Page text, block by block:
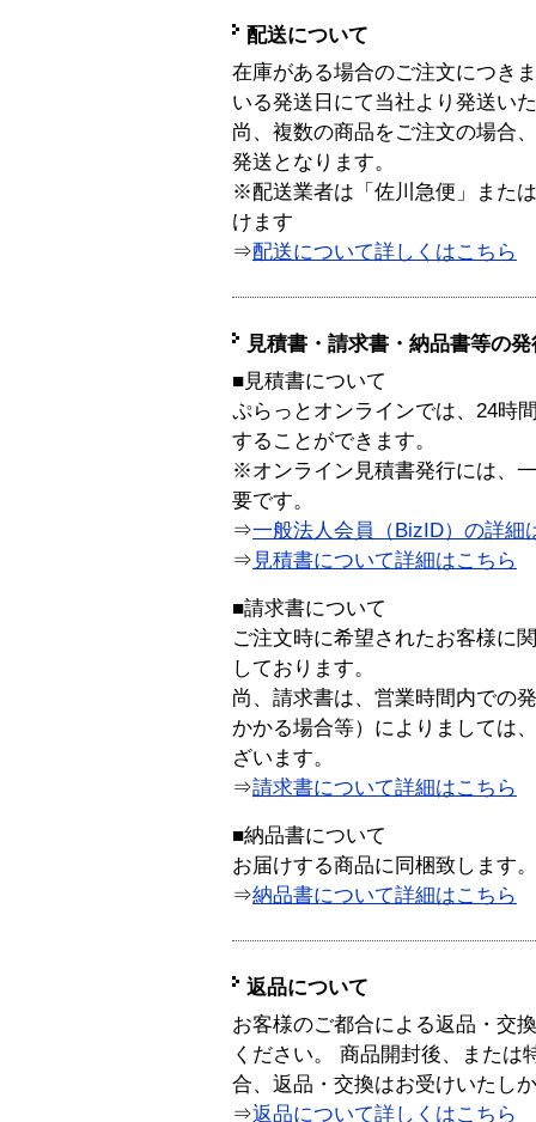
配送について
在庫がある場合のご注文につき
いる発送日にて当社より発送い
尚、複数の商品をご注文の場合
発送となります。
※配送業者は「佐川急便」また
けます
⇒配送について詳しくはこちら
見積書・請求書・納品書等の
■見積書について
ぷらっとオンラインでは、24時
することができます。
※オンライン見積書発行には、
要です。
⇒一般法人会員（BizID）の詳細
⇒ 見積書について詳細はこちら
■請求書について
ご注文時に希望されたお客様に
しております。
尚、請求書は、営業時間内での
かかる場合等）によりましては
ざいます。
⇒請求書について詳細はこちら
■納品書について
お届けする商品に同梱致します。
⇒納品書について詳細はこちら
返品について
お客様のご都合による返品・交
ください。 商品開封後、または
合、返品・交換はお受けいたし
⇒返品について詳しくはこちら